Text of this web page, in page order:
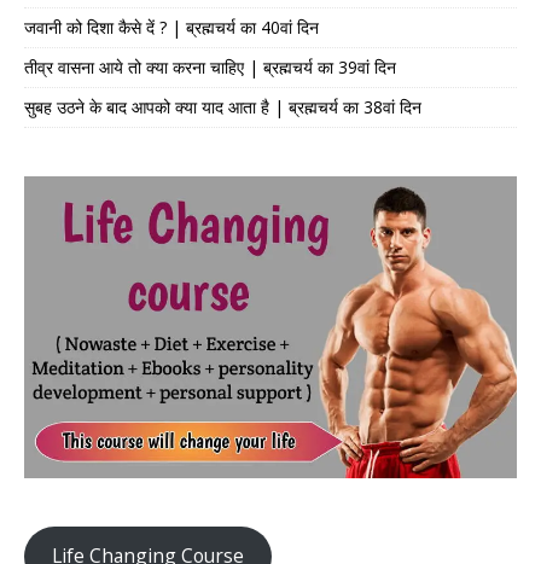
जवानी को दिशा कैसे दें ? | ब्रह्मचर्य का 40वां दिन
तीव्र वासना आये तो क्या करना चाहिए | ब्रह्मचर्य का 39वां दिन
सुबह उठने के बाद आपको क्या याद आता है | ब्रह्मचर्य का 38वां दिन
Life Changing Course